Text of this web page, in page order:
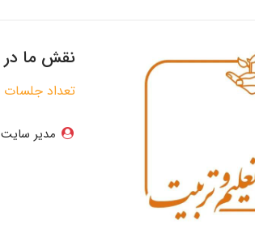
نقش ما در
تعداد جلسات : 2
مدیر سایت